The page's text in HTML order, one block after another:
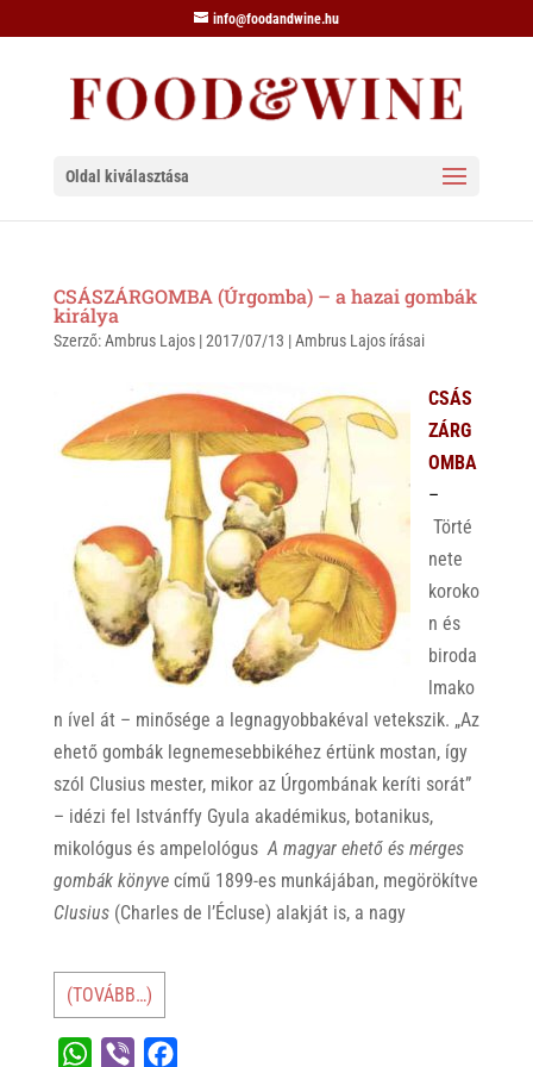
info@foodandwine.hu
Oldal kiválasztása
CSÁSZÁRGOMBA (Úrgomba) – a hazai gombák
királya
Szerző:Ambrus Lajos|2017/07/13 |Ambrus Lajos írásai
CSÁS
ZÁRG
OMBA
–
Törté
nete
koroko
n és
biroda
lmako
n ível át – minősége a legnagyobbakéval vetekszik. „Az
ehető gombák legnemesebbikéhez értünk mostan, így
szól Clusius mester, mikor az Úrgombának keríti sorát”
– idézi fel Istvánffy Gyula akadémikus, botanikus,
mikológus és ampelológusA magyar ehető és mérges
gombák könyvecímű 1899-es munkájában, megörökítve
Clusius (Charles de l’Écluse) alakját is, a nagy
(TOVÁBB…)